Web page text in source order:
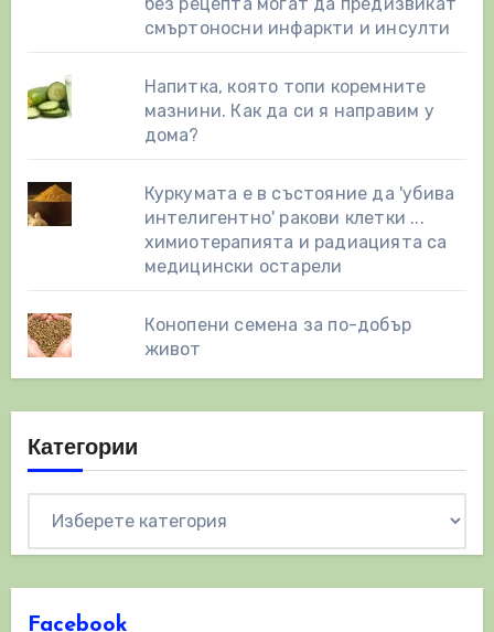
смъртоносни инфаркти и инсулти
Напитка, която топи коремните
мазнини. Как да си я направим у
дома?
Куркумата е в състояние да 'убива
интелигентно' ракови клетки ...
химиотерапията и радиацията са
медицински остарели
Конопени семена за по-добър
живот
Категории
Facebook